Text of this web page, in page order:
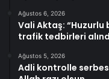
Ağustos 6, 2026
Vali Aktaş:
trafik tedbirleri
Ağustos 5, 2026
Adli kontrolle